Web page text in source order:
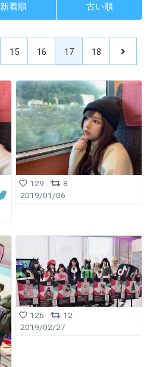
新着順 古い順
15 16 17 18
129
8
2019/01/06
126
12
2019/02/27